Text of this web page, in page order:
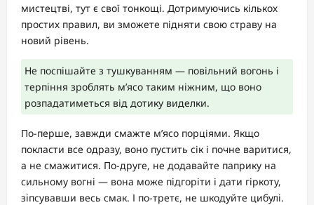
мистецтві, тут є свої тонкощі. Дотримуючись кількох
простих правил, ви зможете підняти свою страву на
новий рівень.
Не поспішайте з тушкуванням — повільний вогонь і
терпіння зроблять м’ясо таким ніжним, що воно
розпадатиметься від дотику виделки.
По-перше, завжди смажте м’ясо порціями. Якщо
покласти все одразу, воно пустить сік і почне варитися,
а не смажитися. По-друге, не додавайте паприку на
сильному вогні — вона може підгоріти і дати гіркоту,
зіпсувавши весь смак. І по-третє, не шкодуйте цибулі.